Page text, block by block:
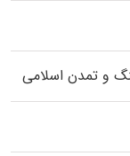
و تمدن اسلامی